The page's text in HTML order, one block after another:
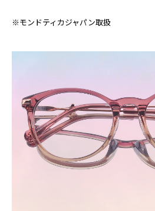
※モンドティカジャパン取扱